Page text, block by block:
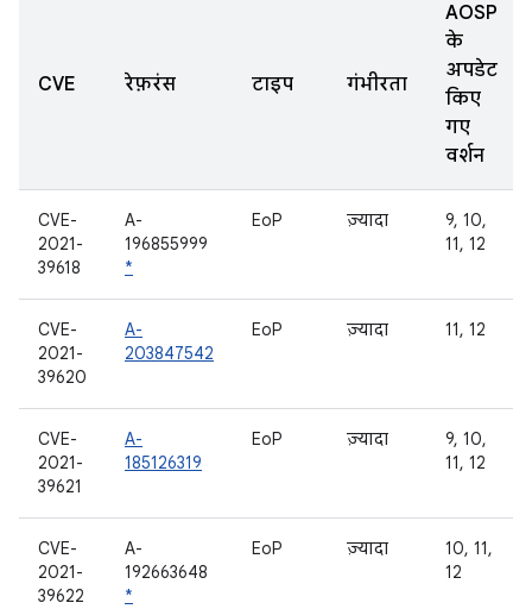
CVE रेफ़रंस टाइप गंभीरता
AOSP
के
अपडेट
किए
गए
वर्शन
CVE-
2021-
39618
A-
196855999
*
EoP ज़्यादा
9, 10,
11, 12
CVE-
2021-
39620
A-
203847542
EoP ज़्यादा 11, 12
CVE-
2021-
39621
A-
185126319
EoP ज़्यादा
9, 10,
11, 12
CVE-
2021-
39622
A-
192663648
*
EoP ज़्यादा
10, 11,
12